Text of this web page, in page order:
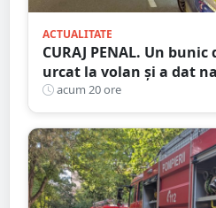
ACTUALITATE
CURAJ PENAL. Un bunic
urcat la volan și a dat
Satu Mare
acum 20 ore